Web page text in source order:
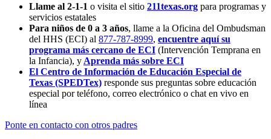
Llame al 2-1-1 o visita el sitio 211texas.org para programas y
servicios estatales
Para niños de 0 a 3 años, llame a la Oficina del Ombudsman
del HHS (ECI) al 877-787-8999, encuentre aquí su
programa más cercano de ECI (Intervención Temprana en
la Infancia), y Aprenda más sobre ECI
El Centro de Información de Educación Especial de
Texas (SPEDTex) responde sus preguntas sobre educación
especial por teléfono, correo electrónico o chat en vivo en
línea
Ponte en contacto con otros padres